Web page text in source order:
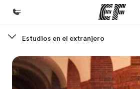
Bienvenido a EF
Programas
Estudios en el extranjero